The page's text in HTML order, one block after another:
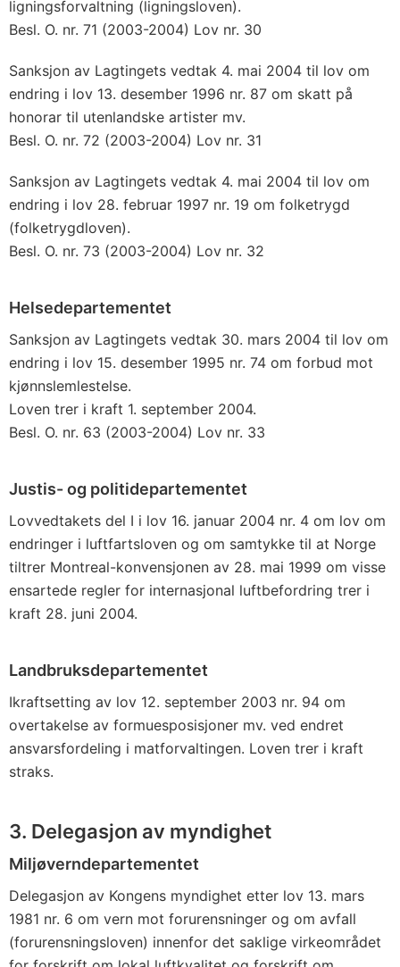
ligningsforvaltning (ligningsloven).
Besl. O. nr. 71 (2003-2004) Lov nr. 30
Sanksjon av Lagtingets vedtak 4. mai 2004 til lov om
endring i lov 13. desember 1996 nr. 87 om skatt på
honorar til utenlandske artister mv.
Besl. O. nr. 72 (2003-2004) Lov nr. 31
Sanksjon av Lagtingets vedtak 4. mai 2004 til lov om
endring i lov 28. februar 1997 nr. 19 om folketrygd
(folketrygdloven).
Besl. O. nr. 73 (2003-2004) Lov nr. 32
Helsedepartementet
Sanksjon av Lagtingets vedtak 30. mars 2004 til lov om
endring i lov 15. desember 1995 nr. 74 om forbud mot
kjønnslemlestelse.
Loven trer i kraft 1. september 2004.
Besl. O. nr. 63 (2003-2004) Lov nr. 33
Justis- og politidepartementet
Lovvedtakets del I i lov 16. januar 2004 nr. 4 om lov om
endringer i luftfartsloven og om samtykke til at Norge
tiltrer Montreal-konvensjonen av 28. mai 1999 om visse
ensartede regler for internasjonal luftbefordring trer i
kraft 28. juni 2004.
Landbruksdepartementet
Ikraftsetting av lov 12. september 2003 nr. 94 om
overtakelse av formuesposisjoner mv. ved endret
ansvarsfordeling i matforvaltingen. Loven trer i kraft
straks.
3. Delegasjon av myndighet
Miljøverndepartementet
Delegasjon av Kongens myndighet etter lov 13. mars
1981 nr. 6 om vern mot forurensninger og om avfall
(forurensningsloven) innenfor det saklige virkeområdet